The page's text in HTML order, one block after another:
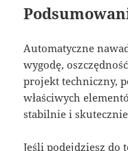
Automatyczne
wygodę,
projekt techniczny,
właściwych
stabilnie i
Jeśli podejdziesz do